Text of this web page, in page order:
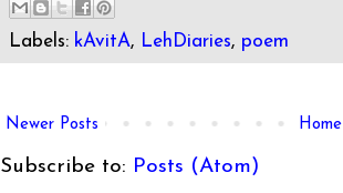
Labels: kAvitA, LehDiaries, poem
Newer Posts Home
Subscribe to: Posts (Atom)